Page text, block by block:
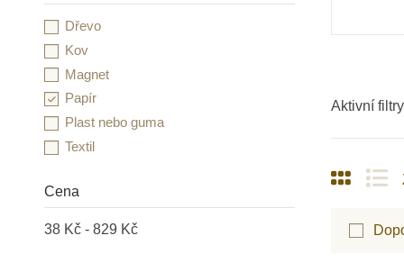
Aktivní filtry
Dřevo
Kov
Magnet
Papír
Plast nebo guma
Textil
Cena
38 Kč - 829 Kč